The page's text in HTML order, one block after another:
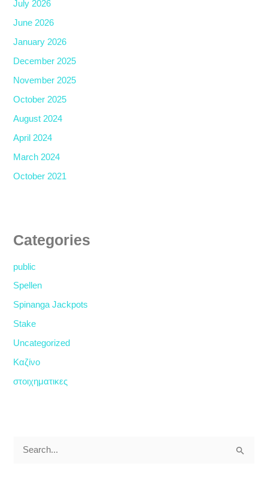
July 2026
June 2026
January 2026
December 2025
November 2025
October 2025
August 2024
April 2024
March 2024
October 2021
Categories
public
Spellen
Spinanga Jackpots
Stake
Uncategorized
Καζίνο
στοιχηματικες